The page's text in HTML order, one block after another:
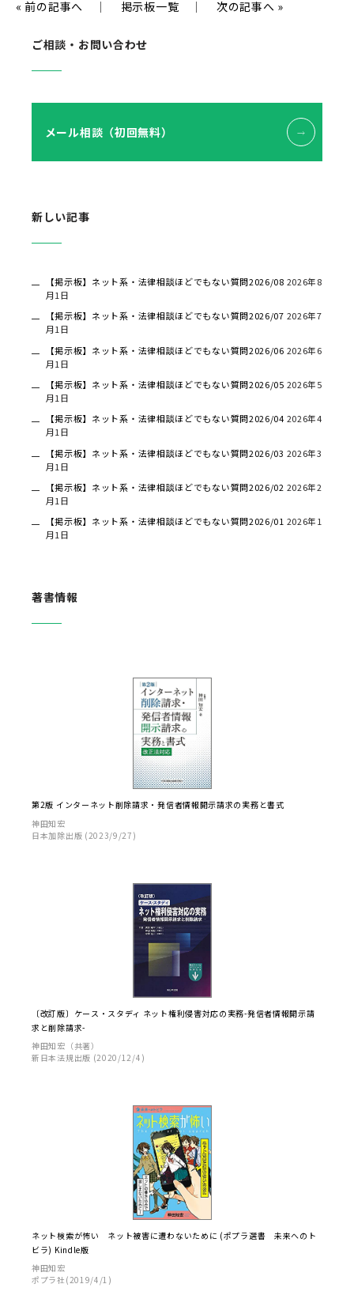
« 前の記事へ ｜ 掲示板一覧 ｜次の記事へ »
ご相談・お問い合わせ
メール相談（初回無料）
新しい記事
【掲示板】ネット系・法律相談ほどでもない質問2026/08 2026年8
月1日
【掲示板】ネット系・法律相談ほどでもない質問2026/07 2026年7
月1日
【掲示板】ネット系・法律相談ほどでもない質問2026/06 2026年6
月1日
【掲示板】ネット系・法律相談ほどでもない質問2026/05 2026年5
月1日
【掲示板】ネット系・法律相談ほどでもない質問2026/04 2026年4
月1日
【掲示板】ネット系・法律相談ほどでもない質問2026/03 2026年3
月1日
【掲示板】ネット系・法律相談ほどでもない質問2026/02 2026年2
月1日
【掲示板】ネット系・法律相談ほどでもない質問2026/01 2026年1
月1日
著書情報
第2版 インターネット削除請求・発信者情報開示請求の実務と書式
神田知宏
日本加除出版 (2023/9/27)
〔改訂版〕ケース・スタディ ネット権利侵害対応の実務-発信者情報開示請
求と削除請求-
神田知宏（共著）
新日本法規出版 (2020/12/4)
ネット検索が怖い ネット被害に遭わないために (ポプラ選書 未来へのト
ビラ) Kindle版
神田知宏
ポプラ社(2019/4/1)